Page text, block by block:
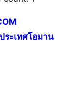
ระเทศโอมาน